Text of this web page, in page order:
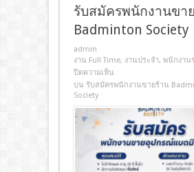
รับสมัครพนักงานขา
Badminton Society
admin
งาน Full Time, งานประจํา, พนักงาน
ปิดความเห็น
บน รับสมัครพนักงานขายร้าน
Society